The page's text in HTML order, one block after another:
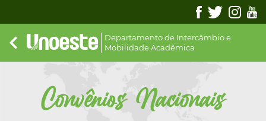
Departamento de Intercâmbio e
Mobilidade Acadêmica
Convênios Nacionais